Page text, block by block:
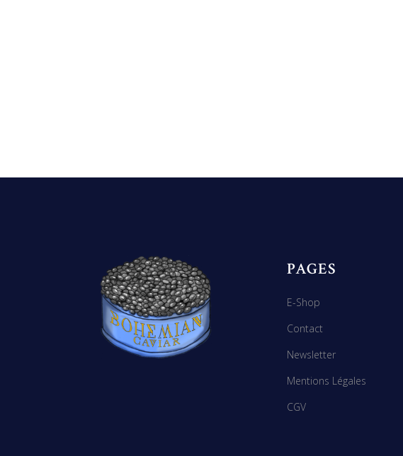
PAGES
E-Shop
Contact
Newsletter
Mentions Légales
CGV